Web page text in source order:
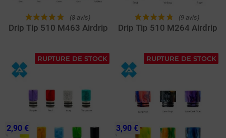
(8 avis)
Drip Tip 510 M463 Airdrip
(9 avis)
Drip Tip 510 M264 Airdrip
RUPTURE DE STOCK
2,90 €
RUPTURE DE STOCK
3,90 €